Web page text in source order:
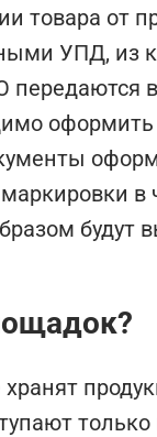
товара от
УПД, из
передаются
оформить
в
будут
только